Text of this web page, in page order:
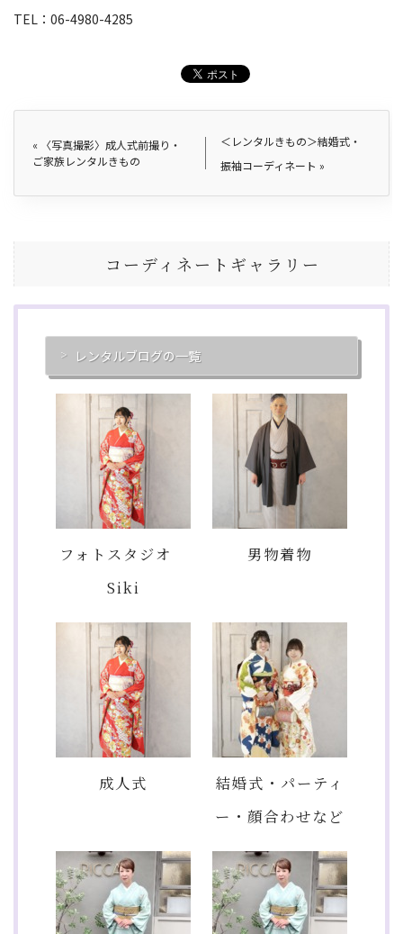
TEL：06-4980-4285
« 〈写真撮影〉成人式前撮り・
ご家族レンタルきもの
＜レンタルきもの＞結婚式・
振袖コーディネート »
コーディネートギャラリー
レンタルブログの一覧
フォトスタジオ
Siki
男物着物
成人式
結婚式・パーティ
ー・顔合わせなど